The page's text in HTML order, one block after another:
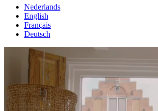
Nederlands
English
Français
Deutsch